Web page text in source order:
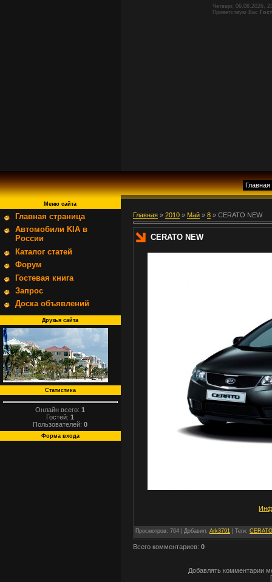
Четверг, 06.08.2026,
Приветствую Вас
Главная
Меню сайта
Главная страница
Автомобили KIA в
России
Каталог статей
Форум
Гостевая книга
Запрос
Доска объявлений
Друзья сайта
Статистика
Онлайн всего:1
Гостей:1
Пользователей:0
Форма входа
Главная » 2010 » Май » 8 » CERATO NEW
CERATO NEW
Просмотров: 764 | Добавил: Ark3791 Теги:
Всего комментариев: 0
Добавлять комментарии